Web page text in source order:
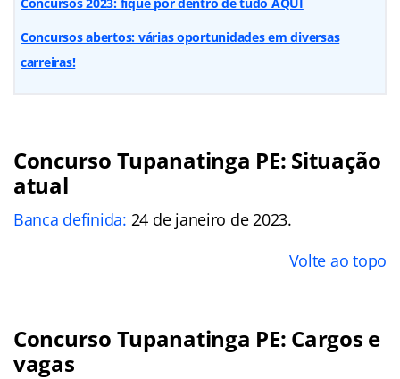
Concursos abertos: várias oportunidades em diversas
carreiras!
Concurso Tupanatinga PE: Situação
atual
Banca definida: 24 de janeiro de 2023.
Volte ao topo
Concurso Tupanatinga PE: Cargos e
vagas